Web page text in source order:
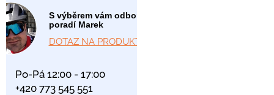
S výběrem vám odborně
poradí Marek
DOTAZ NA PRODUKT
Po-Pá 12:00 - 17:00
+420 773 545 551